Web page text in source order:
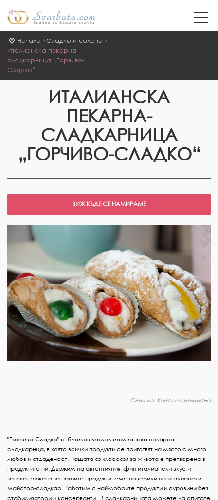
Начало
Сладко и солено
Италианска пекарна-
сладкарница „Горчиво-
Сладко“
ИТАЛИАНСКА
ПЕКАРНА-
СЛАДКАРНИЦА
„ГОРЧИВО-СЛАДКО“
Снимка: Каноли сичилиана
"Горчиво-Сладко" е бутиков модел италианска пекарна-
сладкарнца, в която всички продукти се приготвят на място с много
любов и отдаденост. Нашата философя за живота е претворена в
продуктите ни. Държим на автентичния, фин италиански вкус и
затова грижата за нашите продукти сме поверили на италиански
майстор-сладкар. Работим с най-добрите продукти и суровини без
стабилизатори и консерванти. В сладкарницата можете да опитате